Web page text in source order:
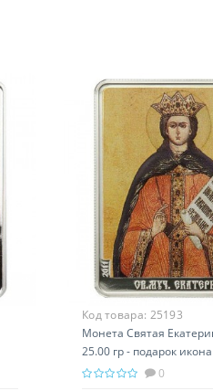
Код товара: 25193
Монета Святая
25.00 гр - подарок
0